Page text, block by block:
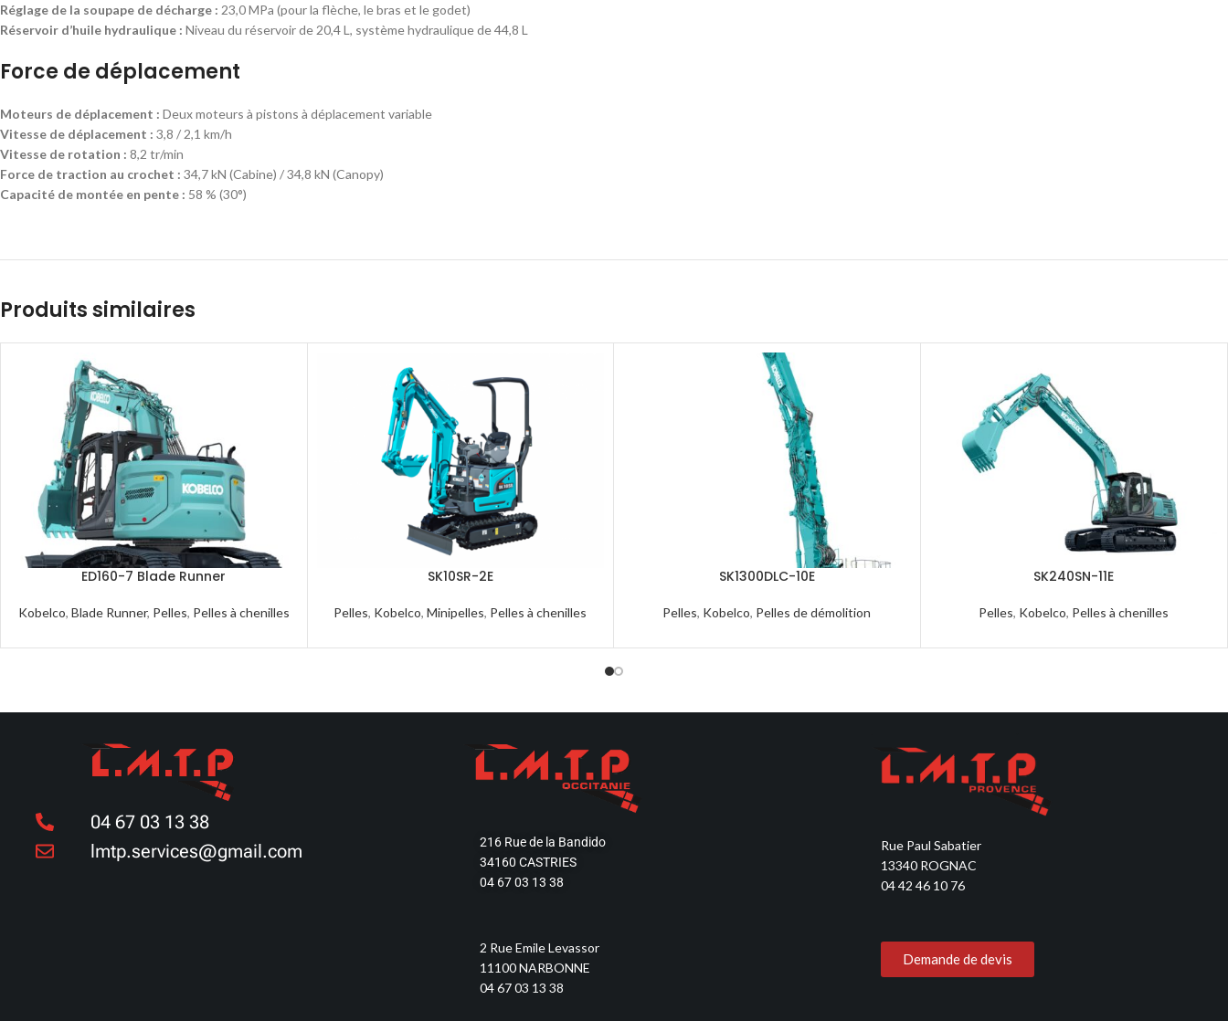
Réglage de la soupape de décharge : 23,0 MPa (pour la flèche, le bras et le godet)
Réservoir d’huile hydraulique : Niveau du réservoir de 20,4 L, système hydraulique de 44,8 L
Force de déplacement
Moteurs de déplacement : Deux moteurs à pistons à déplacement variable
Vitesse de déplacement : 3,8 / 2,1 km/h
Vitesse de rotation : 8,2 tr/min
Force de traction au crochet : 34,7 kN (Cabine) / 34,8 kN (Canopy)
Capacité de montée en pente : 58 % (30°)
Produits similaires
ED160-7 Blade Runner
Kobelco, Blade Runner, Pelles, Pelles à chenilles
SK10SR-2E
Pelles, Kobelco,Minipelles, Pelles à chenilles
SK1300DLC-10E
Pelles, Kobelco, Pelles de démolition
SK240SN-11E
Pelles, Kobelco, Pelles à chenilles
04 67 03 13 38
lmtp.services@gmail.com
216 Rue de la Bandido
34160 CASTRIES
04 67 03 13 38
2 Rue Emile Levassor
11100 NARBONNE
04 67 03 13 38
Rue Paul Sabatier
13340 ROGNAC
04 42 46 10 76
Demande de devis